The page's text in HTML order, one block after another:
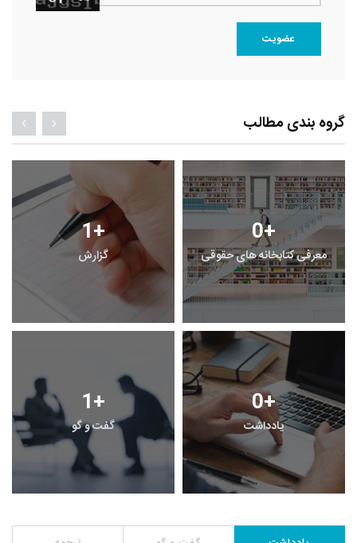
عضویت
گروه بندی مطالب
1+
گزارش
0+
معرفی کتابخانه های حقوقی
1+
گفت و گو
0+
یادداشت